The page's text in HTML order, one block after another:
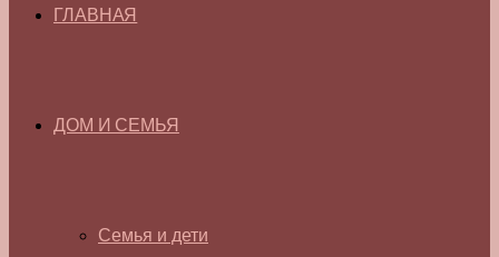
ГЛАВНАЯ
ДОМ И СЕМЬЯ
Семья и дети